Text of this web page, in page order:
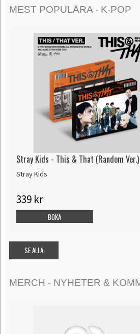
MEST POPULÄRA - K-POP
Stray Kids - This & That (Random
Stray Kids
339 kr
BOKA
SE ALLA
MERCH - NYHETER &